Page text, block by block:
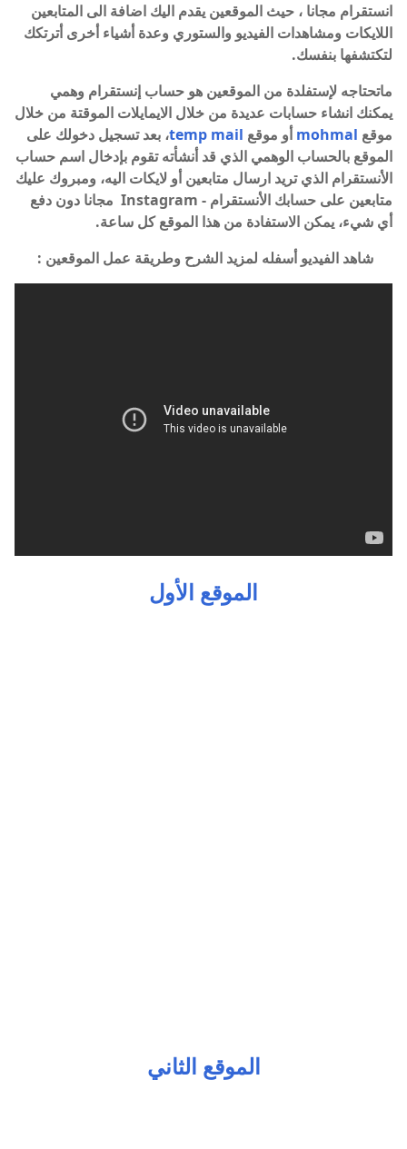
انستقرام مجانا ، حيث الموقعين يقدم اليك اضافة الى المتابعين
اللايكات ومشاهدات الفيديو والستوري وعدة أشياء أخرى أترتكك
لتكتشفها بنفسك.
ماتحتاجه لإستفلدة من الموقعين هو حساب إنستقرام وهمي
يمكنك انشاء حسابات عديدة من خلال الايمايلات الموقتة من خلال
موقع mohmalأو موقع temp mail، بعد تسجيل دخولك على
الموقع بالحساب الوهمي الذي قد أنشأته تقوم بإدخال اسم حساب
الأنستقرام الذي تريد ارسال متابعين أو لايكات اليه، ومبروك عليك
متابعين على حسابك الأنستقرام - Instagram مجانا دون دفع
أي شيء، يمكن الاستفادة من هذا الموقع كل ساعة.
شاهد الفيديو أسفله لمزيد الشرح وطريقة عمل الموقعين :
الموقع الأول
الموقع الثاني